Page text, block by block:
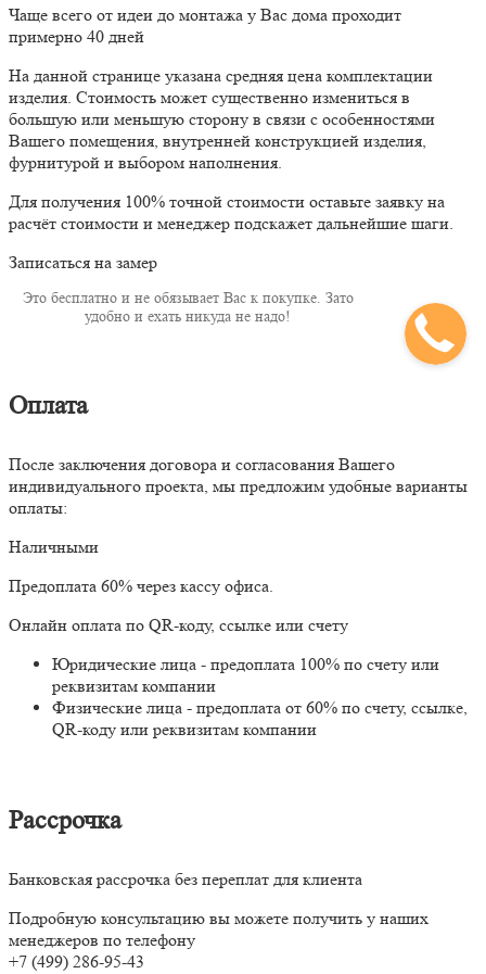
Чаще всего от идеи до монтажа у Вас дома проходит
примерно 40 дней
На данной странице указана средняя цена комплектации
изделия. Стоимость может существенно измениться в
большую или меньшую сторону в связи с особенностями
Вашего помещения, внутренней конструкцией изделия,
фурнитурой и выбором наполнения.
Для получения 100% точной стоимости оставьте заявку на
расчёт стоимости и менеджер подскажет дальнейшие шаги.
Записаться на замер
Это бесплатно и не обязывает Вас к покупке. Зато
удобно и ехать никуда не надо!
Оплата
После заключения договора и согласования Вашего
индивидуального проекта, мы предложим удобные варианты
оплаты:
Наличными
Предоплата 60% через кассу офиса.
Онлайн оплата по QR-коду, ссылке или счету
Юридические лица - предоплата 100% по счету или
реквизитам компании
Физические лица - предоплата от 60% по счету, ссылке,
QR-коду или реквизитам компании
Рассрочка
Банковская рассрочка без переплат для клиента
Подробную консультацию вы можете получить у наших
менеджеров по телефону
+7 (499) 286-95-43